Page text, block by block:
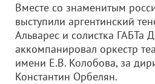
Вместе со знаменитым
выступили аргентинский
Альварес и солистка ГАБТа
аккомпанировал оркестр
имени Е.В. Колобова, за
Константин Орбелян.